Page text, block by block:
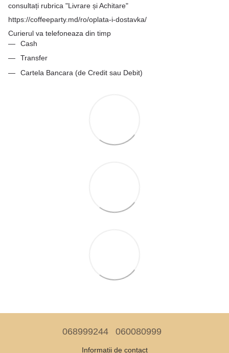
consultați rubrica "Livrare și Achitare"
https://coffeeparty.md/ro/oplata-i-dostavka/
Curierul va telefoneaza din timp
Cash
Transfer
Cartela Bancara (de Credit sau Debit)
068999244 060080999
Informații de contact